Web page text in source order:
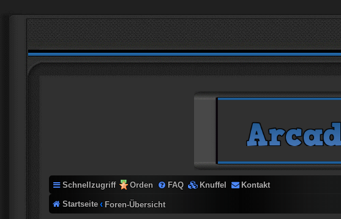
Schnellzugriff Orden FAQ Knuffel Kontakt
Startseite Foren-Übersicht